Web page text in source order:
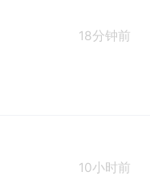
18分钟前
10小时前